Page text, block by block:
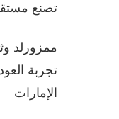
تصنع
ممزورلد
تجربة
الإمارات